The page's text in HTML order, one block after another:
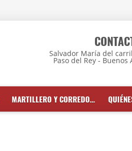
Salvador María del
Paso del Rey - Buenos
MARTILLERO Y CORREDOR INMOBILIARIO